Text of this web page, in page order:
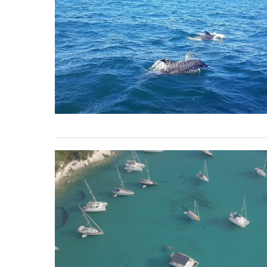
Woche
5#
einzigartige
Begegnungen
Woche
4#
In
Fahrt